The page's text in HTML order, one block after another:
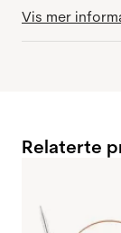
Vis mer
Relaterte